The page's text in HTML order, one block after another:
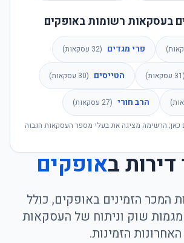
בעסקאות רשומות באופקים
פרי מגדים (
32 עסקאות)
(
31 עסקאות) הטייסים (
30 עסקאות)
הרב חורי (
27 עסקאות)
כאן; הרשימה מציגה את בעלי מספר העסקאות הגבוה
דירות באופקים
המכר הזמינים באופקים, כולל
מגמות שוק וניתוח של העסקאות
האחרונות הזמינות.